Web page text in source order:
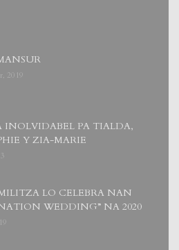
2019
INOLVIDABEL PA TIALDA,
Y ZIA-MARIE
LO CELEBRA NAN
WEDDING” NA 2020